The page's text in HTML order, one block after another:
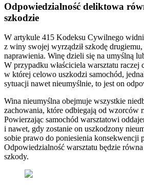
Odpowiedzialność deliktowa
szkodzie
W artykule 415 Kodeksu Cywilnego
z winy swojej wyrządził szkodę
naprawienia. Winę dzieli się na umyślną
W przypadku właściciela warsztatu
w której celowo uszkodzi samochód,
sytuacji nawet nieumyślnie, to jest on
Wina nieumyślna obejmuje wszystkie
zachowania, które odbiegają od wzorców
Powierzając samochód warsztatowi
i nawet, gdy zostanie on uszkodzony
sobie prawo do poniesienia konsekwencji
Odpowiedzialność warsztatu będzie
szkody.